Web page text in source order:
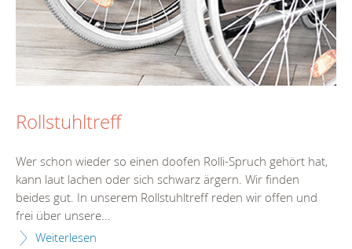
Rollstuhltreff
Wer schon wieder so einen doofen Rolli-Spruch gehört hat,
kann laut lachen oder sich schwarz ärgern. Wir finden
beides gut. In unserem Rollstuhltreff reden wir offen und
frei über unsere...
Weiterlesen